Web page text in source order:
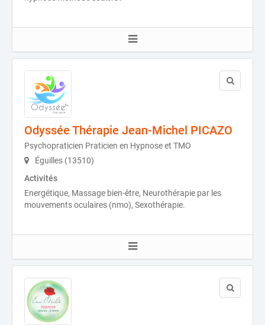
Odyssée Thérapie Jean-Michel PICAZO
Psychopraticien Praticien en Hypnose et TMO
Éguilles (13510)
Activités
Energétique, Massage bien-être, Neurothérapie par les
mouvements oculaires (nmo), Sexothérapie.